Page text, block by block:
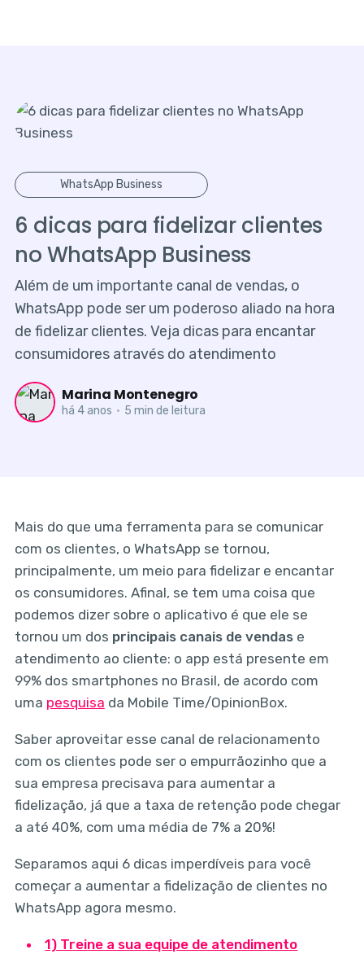
WhatsApp Business
6 dicas para fidelizar clientes
no WhatsApp Business
Além de um importante canal de vendas, o
WhatsApp pode ser um poderoso aliado na hora
de fidelizar clientes. Veja dicas para encantar
consumidores através do atendimento
Marina Montenegro
há 4 anos • 5 min de leitura
Mais do que uma ferramenta para se comunicar
com os clientes, o WhatsApp se tornou,
principalmente, um meio para fidelizar e encantar
os consumidores. Afinal, se tem uma coisa que
podemos dizer sobre o aplicativo é que ele se
tornou um dos principais canais de vendase
atendimento ao cliente: o app está presente em
99% dos smartphones no Brasil, de acordo com
uma pesquisa da Mobile Time/OpinionBox.
Saber aproveitar esse canal de relacionamento
com os clientes pode ser o empurrãozinho que a
sua empresa precisava para aumentar a
fidelização, já que a taxa de retenção pode chegar
a até 40%, com uma média de 7% a 20%!
Separamos aqui 6 dicas imperdíveis para você
começar a aumentar a fidelização de clientes no
WhatsApp agora mesmo.
1) Treine a sua equipe de atendimento